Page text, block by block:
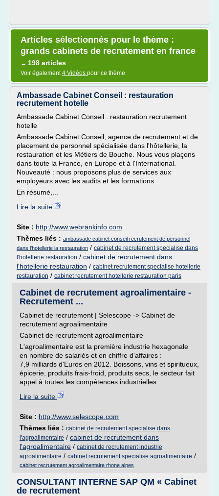
Articles sélectionnés pour le thème :
grands cabinets de recrutement en france
→ 198 articles
Voir également4 Vidéos pour ce thème
Ambassade Cabinet Conseil : restauration
recrutement hotelle
Ambassade Cabinet Conseil : restauration recrutement
hotelle
Ambassade Cabinet Conseil, agence de recrutement et de
placement de personnel spécialisée dans l'hôtellerie, la
restauration et les Métiers de Bouche. Nous vous plaçons
dans toute la France, en Europe et à l'International.
Nouveauté : nous proposons plus de services aux
employeurs avec les audits et les formations.
En résumé,...
Lire la suite
Site : http://www.webrankinfo.com
Thèmes liés : ambassade cabinet conseil recrutement de personnel
dans l'hotellerie la restauration / cabinet de recrutement specialise dans
l'hotellerie restauration / cabinet de recrutement dans
l'hotellerie restauration / cabinet recrutement specialise hotellerie
restauration / cabinet recrutement hotellerie restauration paris
Cabinet de recrutement agroalimentaire -
Recrutement ...
Cabinet de recrutement | Selescope -> Cabinet de
recrutement agroalimentaire
Cabinet de recrutement agroalimentaire
L'agroalimentaire est la première industrie hexagonale
en nombre de salariés et en chiffre d'affaires :
7,9 milliards d'Euros en 2012. Boissons, vins et spiritueux,
épicerie, produits frais-froid, produits secs, le secteur fait
appel à toutes les compétences industrielles...
Lire la suite
Site : http://www.selescope.com
Thèmes liés : cabinet de recrutement specialise dans
l'agroalimentaire / cabinet de recrutement dans
l'agroalimentaire / cabinet de recrutement industrie
agroalimentaire / cabinet recrutement specialise agroalimentaire /
cabinet recrutement agroalimentaire rhone alpes
CONSULTANT INTERNE SAP QM « Cabinet
de recrutement